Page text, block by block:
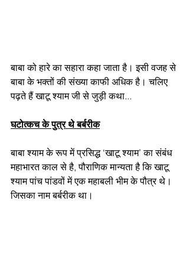
बाबा को हारे का सहारा कहा जाता है। इसी वजह से
बाबा के भक्तों की संख्या काफी अधिक है। चलिए
पढ़ते हैं खाटू श्याम जी से जुड़ी कथा...
घटोत्कच के पुत्र थे बर्बरीक
बाबा श्याम के रूप में प्रसिद्ध ‘खाटू श्याम’ का संबंध
महाभारत काल से है, पौराणिक मान्यता है कि खाटू
श्याम पांच पांडवों में एक महाबली भीम के पौत्र थे।
जिसका नाम बर्बरीक था।